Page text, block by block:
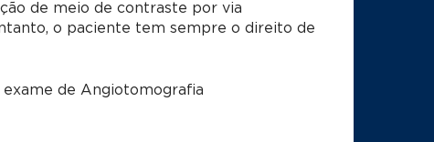
de meio de contraste por via
o paciente tem sempre o direito de
de Angiotomografia